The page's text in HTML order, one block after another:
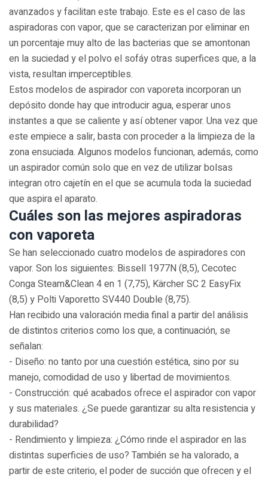
avanzados y facilitan este trabajo. Este es el caso de las
aspiradoras con vapor, que se caracterizan por eliminar en
un porcentaje muy alto de las bacterias que se amontonan
en la suciedad y el polvo el sofáy otras superfices que, a la
vista, resultan imperceptibles.
Estos modelos de aspirador con vaporeta incorporan un
depósito donde hay que introducir agua, esperar unos
instantes a que se caliente y así obtener vapor. Una vez que
este empiece a salir, basta con proceder a la limpieza de la
zona ensuciada. Algunos modelos funcionan, además, como
un aspirador común solo que en vez de utilizar bolsas
integran otro cajetín en el que se acumula toda la suciedad
que aspira el aparato.
Cuáles son las mejores aspiradoras
con vaporeta
Se han seleccionado cuatro modelos de aspiradores con
vapor. Son los siguientes: Bissell 1977N (8,5), Cecotec
Conga Steam&Clean 4 en 1 (7,75), Kärcher SC 2 EasyFix
(8,5) y Polti Vaporetto SV440 Double (8,75).
Han recibido una valoración media final a partir del análisis
de distintos criterios como los que, a continuación, se
señalan:
- Diseño: no tanto por una cuestión estética, sino por su
manejo, comodidad de uso y libertad de movimientos.
- Construcción: qué acabados ofrece el aspirador con vapor
y sus materiales. ¿Se puede garantizar su alta resistencia y
durabilidad?
- Rendimiento y limpieza: ¿Cómo rinde el aspirador en las
distintas superficies de uso? También se ha valorado, a
partir de este criterio, el poder de succión que ofrecen y el